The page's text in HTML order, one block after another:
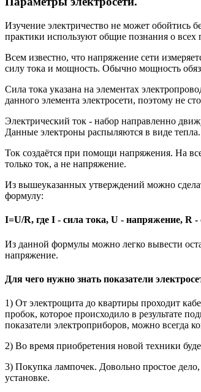
Изучение электричество не может обойтись
практики используют общие познания о всех
Всем известно, что напряжение сети
силу тока и мощность. Обычно мощность
Сила тока указана на элементах
данного элемента электросети, поэтому не
Электрический ток - набор направленно
Данные электроны распыляются в виде
Ток создаётся при помощи напряжения. На
только ток, а не напряжение.
Из вышеуказанных утверждений можно
формулу:
I=U/R, где I - сила тока, U - напряжение, R -
Из данной формулы можно легко вывести
напряжение.
Для чего нужно знать показатели
1) От электрощита до квартиры проходит
пробок, которое происходило в результате
показатели электроприборов, можно всегда
2) Во время приобретения новой техники
3) Покупка лампочек. Довольно простое
установке.